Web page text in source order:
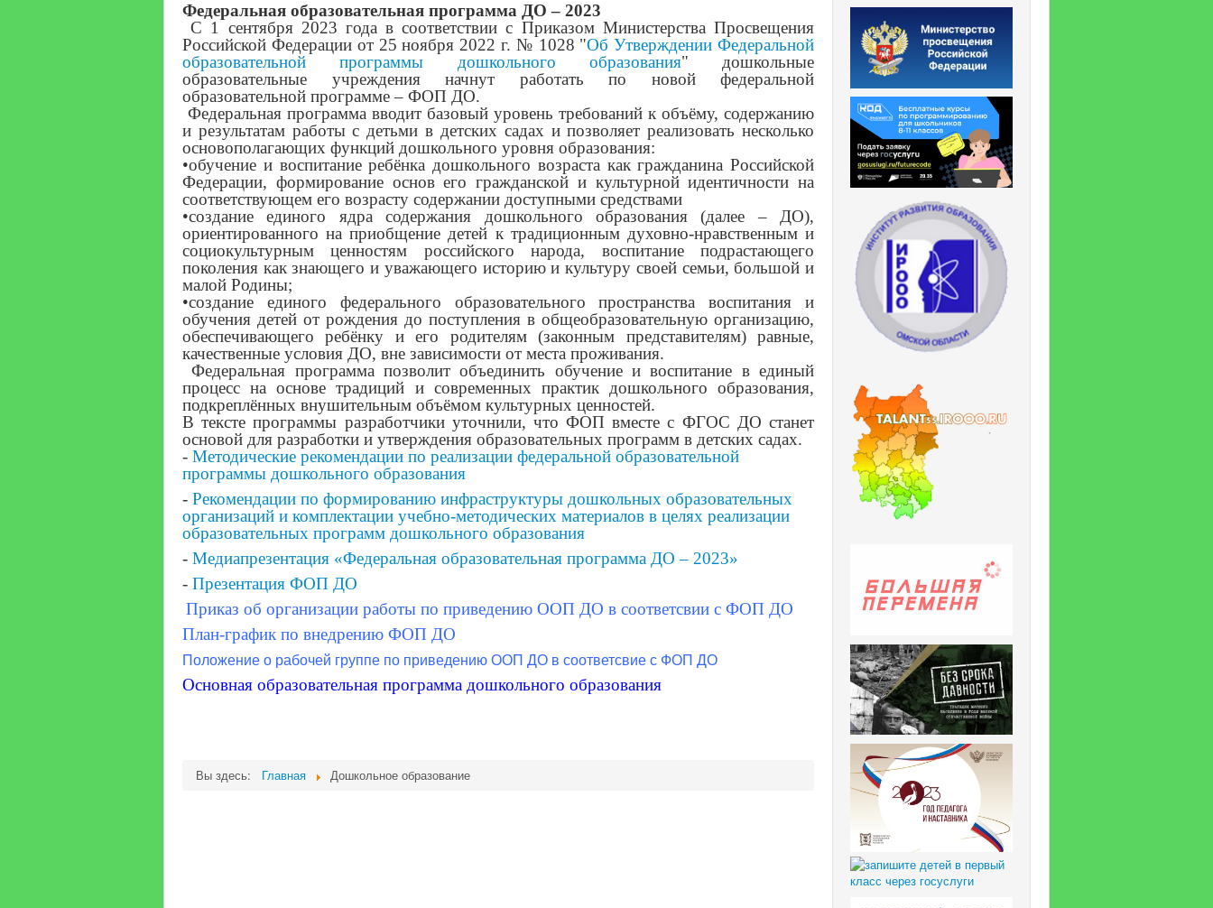
Федеральная образовательная программа ДО – 2023
С 1 сентября 2023 года в соответствии с Приказом Министерства Просвещения
Российской Федерации от 25 ноября 2022 г. № 1028 "Об Утверждении Федеральной
образовательной программы дошкольного образования" дошкольные
образовательные учреждения начнут работать по новой федеральной
образовательной программе – ФОП ДО.
Федеральная программа вводит базовый уровень требований к объёму, содержанию
и результатам работы с детьми в детских садах и позволяет реализовать несколько
основополагающих функций дошкольного уровня образования:
•обучение и воспитание ребёнка дошкольного возраста как гражданина Российской
Федерации, формирование основ его гражданской и культурной идентичности на
соответствующем его возрасту содержании доступными средствами
•создание единого ядра содержания дошкольного образования (далее – ДО),
ориентированного на приобщение детей к традиционным духовно-нравственным и
социокультурным ценностям российского народа, воспитание подрастающего
поколения как знающего и уважающего историю и культуру своей семьи, большой и
малой Родины;
•создание единого федерального образовательного пространства воспитания и
обучения детей от рождения до поступления в общеобразовательную организацию,
обеспечивающего ребёнку и его родителям (законным представителям) равные,
качественные условия ДО, вне зависимости от места проживания.
Федеральная программа позволит объединить обучение и воспитание в единый
процесс на основе традиций и современных практик дошкольного образования,
подкреплённых внушительным объёмом культурных ценностей.
В тексте программы разработчики уточнили, что ФОП вместе с ФГОС ДО станет
основой для разработки и утверждения образовательных программ в детских садах.
- Методические рекомендации по реализации федеральной образовательной
программы дошкольного образования
- Рекомендации по формированию инфраструктуры дошкольных образовательных
организаций и комплектации учебно-методических материалов в целях реализации
образовательных программ дошкольного образования
- Медиапрезентация «Федеральная образовательная программа ДО – 2023»
- Презентация ФОП ДО
Приказ об организации работы по приведению ООП ДО в соответсвии с ФОП ДО
План-график по внедрению ФОП ДО
Положение о рабочей группе по приведению ООП ДО в соответсвие с ФОП ДО
Основная образовательная программа дошкольного образования
Вы здесь: Главная Дошкольное образование